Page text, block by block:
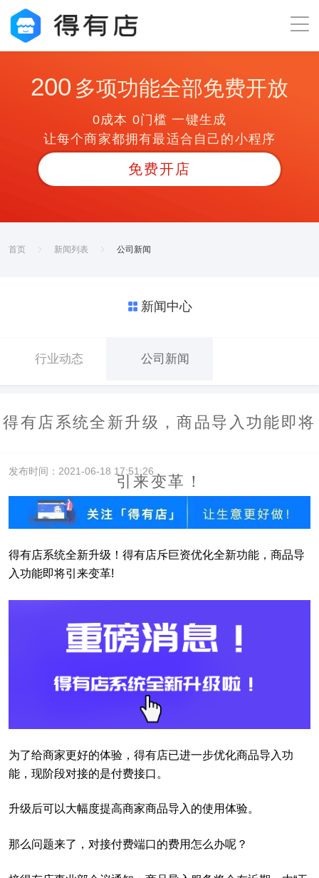
200 多项功能全部免费开放
0成本 0门槛 一键生成
让每个商家都拥有最适合自己的小程序
免费开店
首页 新闻列表 公司新闻
新闻中心
行业动态 公司新闻
得有店系统全新升级，商品导入功能即将
引来变革！
发布时间：2021-06-18 17:51:26
得有店系统全新升级！得有店斥巨资优化全新功能，商品导
入功能即将引来变革!
为了给商家更好的体验，得有店已进一步优化商品导入功
能，现阶段对接的是付费接口。
升级后可以大幅度提高商家商品导入的使用体验。
那么问题来了，对接付费端口的费用怎么办呢？